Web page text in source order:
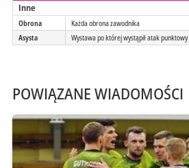
Inne
Obrona
Każda obrona zawodnika
Asysta
Wystawa po której wystąpił atak punktowy
POWIĄZANE WIADOMOŚCI